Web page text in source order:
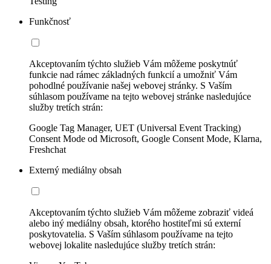
Funkčnosť
Akceptovaním týchto služieb Vám môžeme poskytnúť
funkcie nad rámec základných funkcií a umožniť Vám
pohodlné používanie našej webovej stránky. S Vaším
súhlasom používame na tejto webovej stránke nasledujúce
služby tretích strán:
Google Tag Manager, UET (Universal Event Tracking)
Consent Mode od Microsoft, Google Consent Mode, Klarna,
Freshchat
Externý mediálny obsah
Akceptovaním týchto služieb Vám môžeme zobraziť videá
alebo iný mediálny obsah, ktorého hostiteľmi sú externí
poskytovatelia. S Vaším súhlasom používame na tejto
webovej lokalite nasledujúce služby tretích strán: